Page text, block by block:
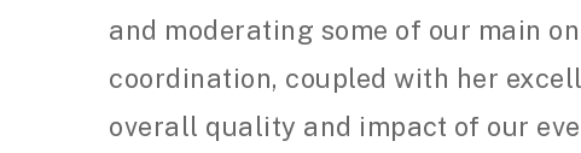
and moderating some of our main
coordination, coupled with her
overall quality and impact of our